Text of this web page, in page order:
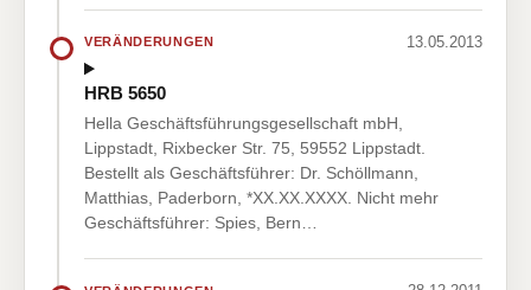
VERÄNDERUNGEN 13.05.2013
HRB 5650
Hella Geschäftsführungsgesellschaft mbH,
Lippstadt, Rixbecker Str. 75, 59552 Lippstadt.
Bestellt als Geschäftsführer: Dr. Schöllmann,
Matthias, Paderborn, *XX.XX.XXXX. Nicht mehr
Geschäftsführer: Spies, Bern…